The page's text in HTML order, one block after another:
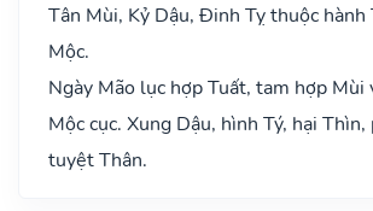
Tân Mùi, Kỷ Dậu, Đinh Tỵ thuộc hành
Mộc.
Ngày Mão lục hợp Tuất, tam hợp Mùi
Mộc cục. Xung Dậu, hình Tý, hại Thìn,
tuyệt Thân.